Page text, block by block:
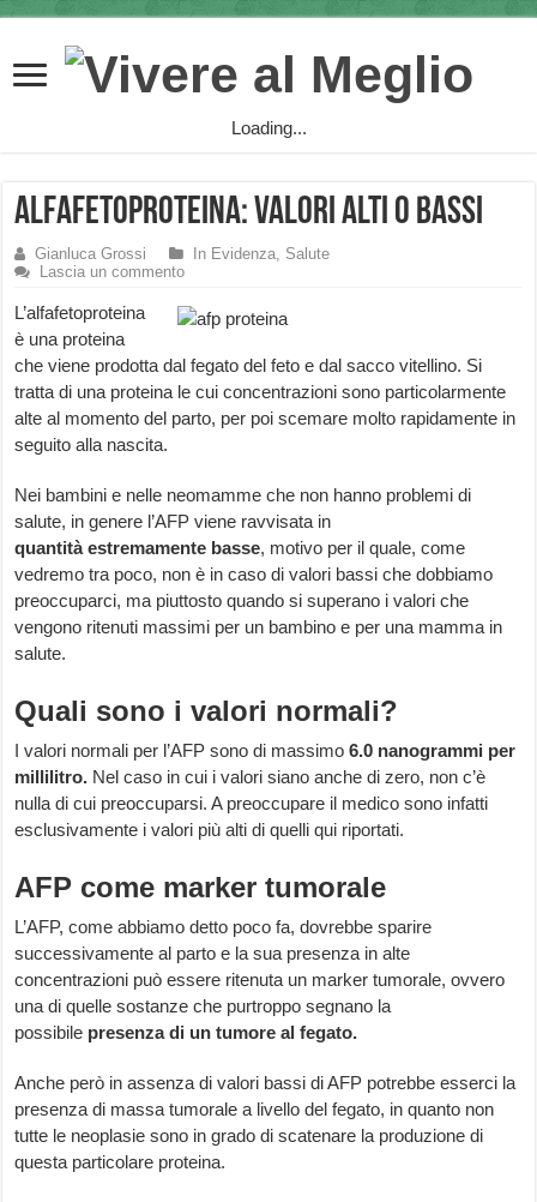
Loading...
Alfafetoproteina: valori Alti o Bassi
Gianluca Grossi In Evidenza, Salute
Lascia un commento
L’alfafetoproteina
è una proteina
che viene prodotta dal fegato del feto e dal sacco vitellino. Si
tratta di una proteina le cui concentrazioni sono particolarmente
alte al momento del parto, per poi scemare molto rapidamente in
seguito alla nascita.
Nei bambini e nelle neomamme che non hanno problemi di
salute, in genere l’AFP viene ravvisata in
quantità estremamente basse, motivo per il quale, come
vedremo tra poco, non è in caso di valori bassi che dobbiamo
preoccuparci, ma piuttosto quando si superano i valori che
vengono ritenuti massimi per un bambino e per una mamma in
salute.
Quali sono i valori normali?
I valori normali per l’AFP sono di massimo 6.0 nanogrammi per
millilitro. Nel caso in cui i valori siano anche di zero, non c’è
nulla di cui preoccuparsi. A preoccupare il medico sono infatti
esclusivamente i valori più alti di quelli qui riportati.
AFP come marker tumorale
L’AFP, come abbiamo detto poco fa, dovrebbe sparire
successivamente al parto e la sua presenza in alte
concentrazioni può essere ritenuta un marker tumorale, ovvero
una di quelle sostanze che purtroppo segnano la
possibile presenza di un tumore al fegato.
Anche però in assenza di valori bassi di AFP potrebbe esserci la
presenza di massa tumorale a livello del fegato, in quanto non
tutte le neoplasie sono in grado di scatenare la produzione di
questa particolare proteina.